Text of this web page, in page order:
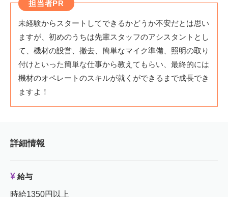
担当者PR
未経験からスタートしてできるかどうか不安だとは思い
ますが、初めのうちは先輩スタッフのアシスタントとし
て、機材の設営、撤去、簡単なマイク準備、照明の取り
付けといった簡単な仕事から教えてもらい、最終的には
機材のオペレートのスキルが就くができるまで成長でき
ますよ！
詳細情報
給与
時給1350円以上